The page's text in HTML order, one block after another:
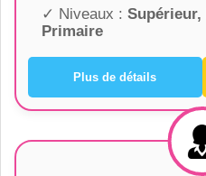
✓ Niveaux : Supérieur,
Primaire
Plus de détails